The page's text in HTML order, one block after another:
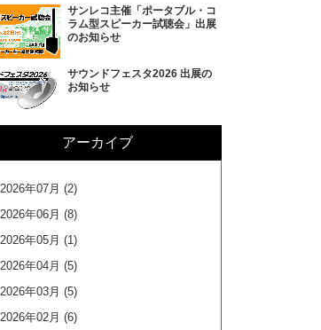
サンレコ主催「ポータブル・コ
ラム型スピーカー試聴会」出展
のお知らせ
サウンドフェスタ2026 出展の
お知らせ
アーカイブ
2026年07月 (2)
2026年06月 (8)
2026年05月 (1)
2026年04月 (5)
2026年03月 (5)
2026年02月 (6)